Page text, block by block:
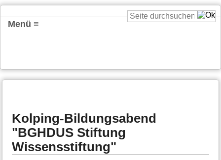
Menü ≡
Kolping-Bildungsabend
"BGHDUS Stiftung
Wissensstiftung"